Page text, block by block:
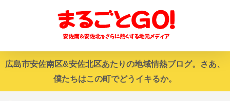
広島市安佐南区&安佐北区あたりの地域情熱ブログ。さあ、
僕たちはこの町でどうイキるか。